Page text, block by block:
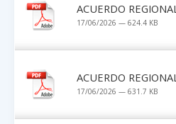
ACUERDO
17/06/2026 — 624.4 KB
ACUERDO
17/06/2026 — 631.7 KB